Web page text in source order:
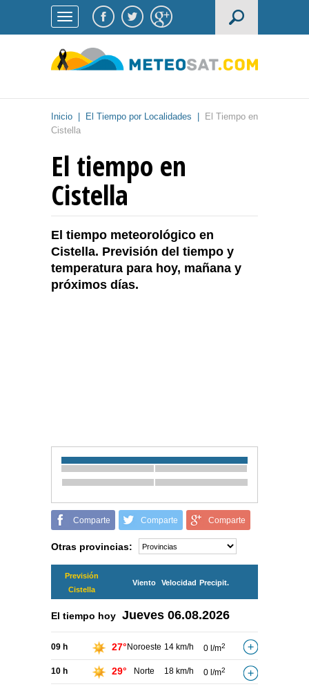
Inicio El Tiempo por Localidades
El Tiempo en
Cistella
El tiempo en
Cistella
El tiempo meteorológico en
Cistella. Previsión del tiempo y
temperatura para hoy, mañana y
próximos días.
Comparte Comparte Comparte
Otras provincias:
Previsión
Cistella
Viento Velocidad Precipit.
El tiempo hoy Jueves 06.08.2026
09 h 27° Noroeste 14 km/h 0 l/m2
10 h 29° Norte 18 km/h 0 l/m2